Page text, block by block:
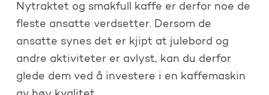
Nytraktet og smakfull kaffe er derfor noe de
fleste ansatte verdsetter. Dersom de
ansatte synes det er kjipt at julebord og
andre aktiviteter er avlyst, kan du derfor
glede dem ved å investere i en kaffemaskin